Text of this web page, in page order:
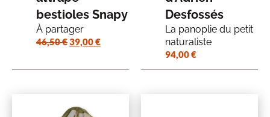
bestioles Snapy
À partager
46,50€Le
39,00€Le
Desfossés
La panoplie du petit
naturaliste
94,00€